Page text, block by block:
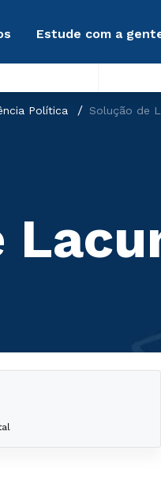
Estude com a
Política Solução de